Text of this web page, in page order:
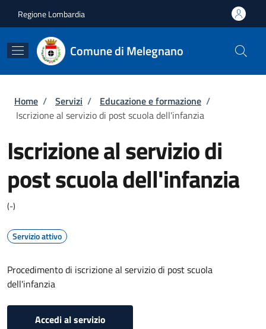
Regione Lombardia
Comune di Melegnano
Briciole di pane
Home / Servizi / Educazione e formazione /
Iscrizione al servizio di post scuola dell'infanzia
Iscrizione al servizio di
post scuola dell'infanzia
(-)
Servizio attivo
Procedimento di iscrizione al servizio di post scuola
dell'infanzia
Accedi al servizio